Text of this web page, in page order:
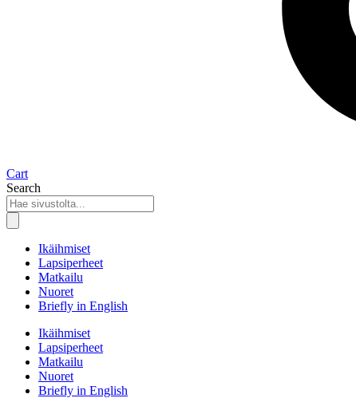
Cart
Search
Ikäihmiset
Lapsiperheet
Matkailu
Nuoret
Briefly in English
Ikäihmiset
Lapsiperheet
Matkailu
Nuoret
Briefly in English